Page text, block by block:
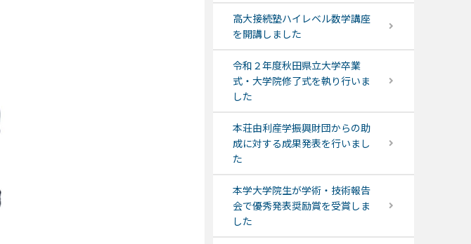
高大接続塾ハイレベル数学講座
を開講しました
令和２年度秋田県立大学卒業
式・大学院修了式を執り行いま
した
本荘由利産学振興財団からの助
成に対する成果発表を行いまし
た
本学大学院生が学術・技術報告
会で優秀発表奨励賞を受賞しま
した